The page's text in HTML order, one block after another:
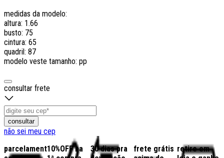
medidas da modelo:
altura: 1.66
busto: 75
cintura: 65
quadril: 87
modelo veste tamanho: pp
consultar frete
consultar
não sei meu cep
parcelamento10%OFF na
30 dias pra
frete grátis retire em